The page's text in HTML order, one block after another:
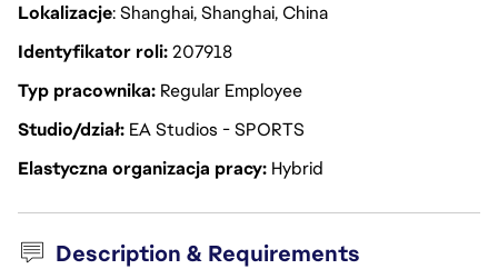
Lokalizacje: Shanghai, Shanghai, China
Identyfikator roli207918
Typ pracownika Regular Employee
Studio/dział EA Studios - SPORTS
Elastyczna organizacja pracy Hybrid
Description & Requirements